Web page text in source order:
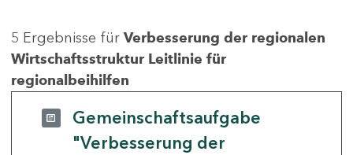
5 Ergebnisse für Verbesserung der regionalen
Wirtschaftsstruktur Leitlinie für
regionalbeihilfen
Gemeinschaftsaufgabe
"Verbesserung der